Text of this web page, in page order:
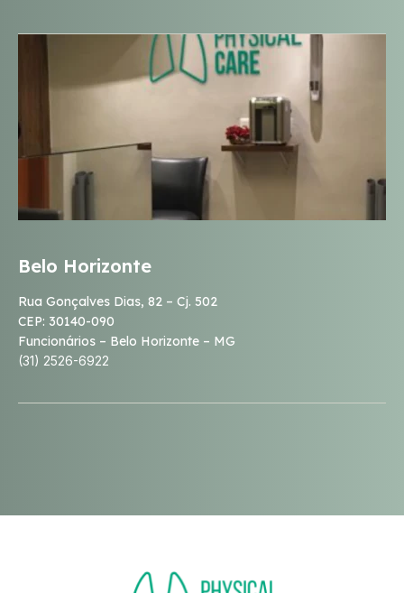
Belo Horizonte
Rua Gonçalves Dias, 82 – Cj. 502
CEP: 30140-090
Funcionários – Belo Horizonte – MG
(31) 2526-6922